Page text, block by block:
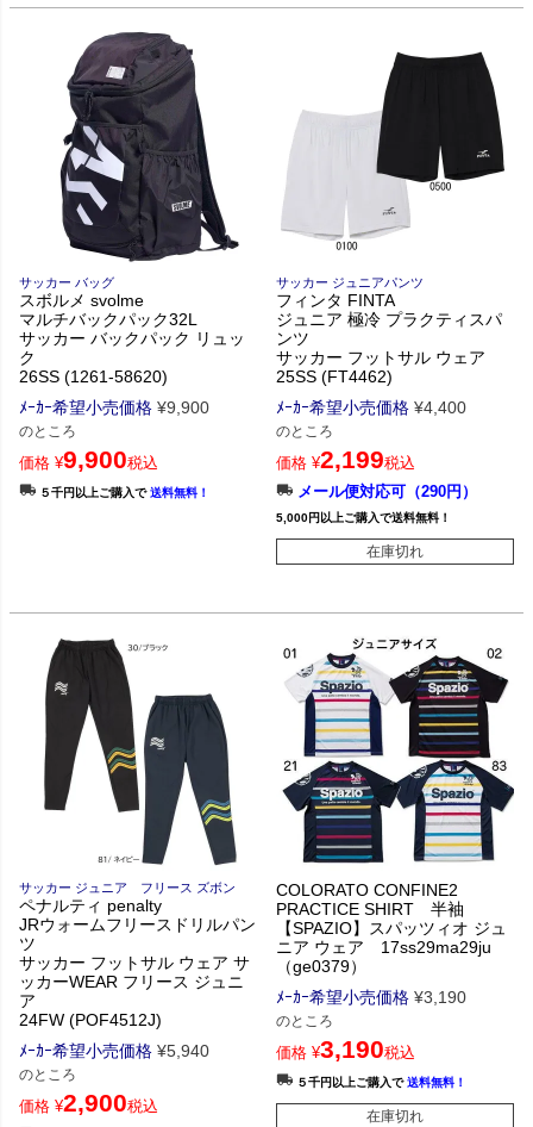
サッカー バッグ
スボルメ svolme
マルチバックパック32L
サッカー バックパック リュッ
ク
26SS (1261-58620)
ﾒｰｶｰ希望小売価格 ¥9,900
のところ
価格 ¥9,900税込
５千円以上ご購入で送料無料！
サッカー ジュニアパンツ
フィンタ FINTA
ジュニア 極冷 プラクティスパ
ンツ
サッカー フットサル ウェア
25SS (FT4462)
ﾒｰｶｰ希望小売価格 ¥4,400
のところ
価格 ¥2,199税込
メール便対応可（290円）
5,000円以上ご購入で送料無料！
在庫切れ
サッカー ジュニア フリース ズボン
ペナルティ penalty
JRウォームフリースドリルパン
ツ
サッカー フットサル ウェア サ
ッカーWEAR フリース ジュニ
ア
24FW (POF4512J)
ﾒｰｶｰ希望小売価格 ¥5,940
のところ
価格 ¥2,900税込
COLORATO CONFINE2
PRACTICE SHIRT 半袖
【SPAZIO】スパッツィオ ジュ
ニア ウェア 17ss29ma29ju
（ge0379）
ﾒｰｶｰ希望小売価格 ¥3,190
のところ
価格 ¥3,190税込
５千円以上ご購入で送料無料！
在庫切れ